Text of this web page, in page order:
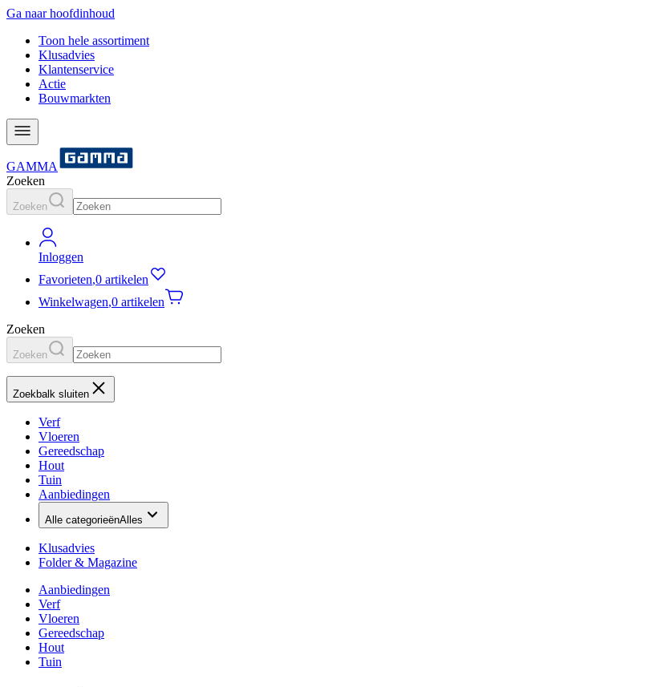
Ga naar hoofdinhoud
Toon hele assortiment
Klusadvies
Klantenservice
Actie
Bouwmarkten
GAMMA
Zoeken
Zoeken
Inloggen
Favorieten,0 artikelen
Winkelwagen,0 artikelen
Zoeken
Zoeken
Zoekbalk sluiten
Verf
Vloeren
Gereedschap
Hout
Tuin
Aanbiedingen
Alle categorieënAlles
Klusadvies
Folder & Magazine
Aanbiedingen
Verf
Vloeren
Gereedschap
Hout
Tuin